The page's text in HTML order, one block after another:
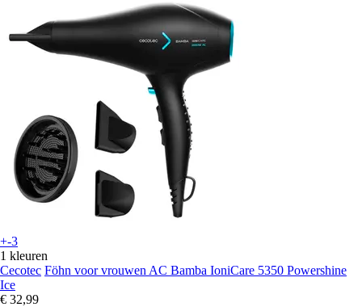
+-3
1 kleuren
Cecotec Föhn voor vrouwen AC Bamba IoniCare 5350 Powershine
Ice
€ 32,99